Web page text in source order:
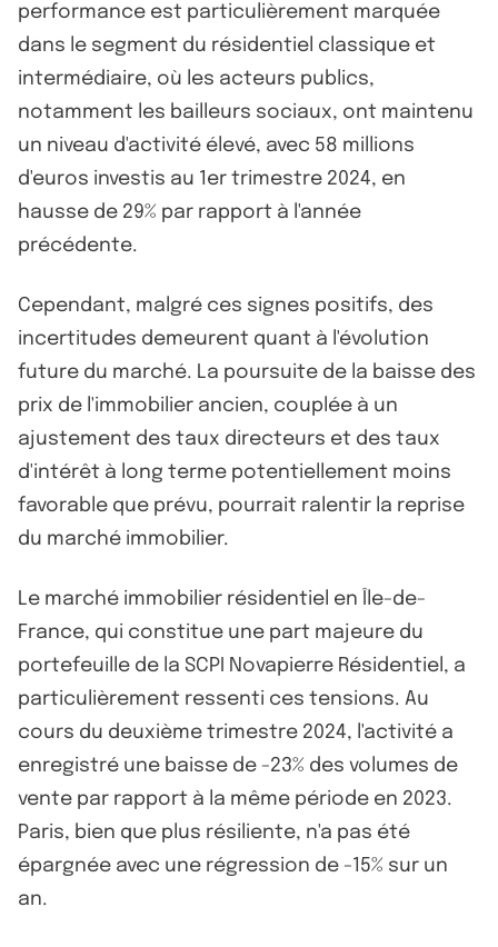
performance est particulièrement marquée
dans le segment du résidentiel classique et
intermédiaire, où les acteurs publics,
notamment les bailleurs sociaux, ont maintenu
un niveau d'activité élevé, avec 58 millions
d'euros investis au 1er trimestre 2024, en
hausse de 29% par rapport à l'année
précédente.
Cependant, malgré ces signes positifs, des
incertitudes demeurent quant à l'évolution
future du marché. La poursuite de la baisse des
prix de l'immobilier ancien, couplée à un
ajustement des taux directeurs et des taux
d'intérêt à long terme potentiellement moins
favorable que prévu, pourrait ralentir la reprise
du marché immobilier.
Le marché immobilier résidentiel en Île-de-
France, qui constitue une part majeure du
portefeuille de la SCPI Novapierre Résidentiel, a
particulièrement ressenti ces tensions. Au
cours du deuxième trimestre 2024, l'activité a
enregistré une baisse de -23% des volumes de
vente par rapport à la même période en 2023.
Paris, bien que plus résiliente, n'a pas été
épargnée avec une régression de -15% sur un
an.